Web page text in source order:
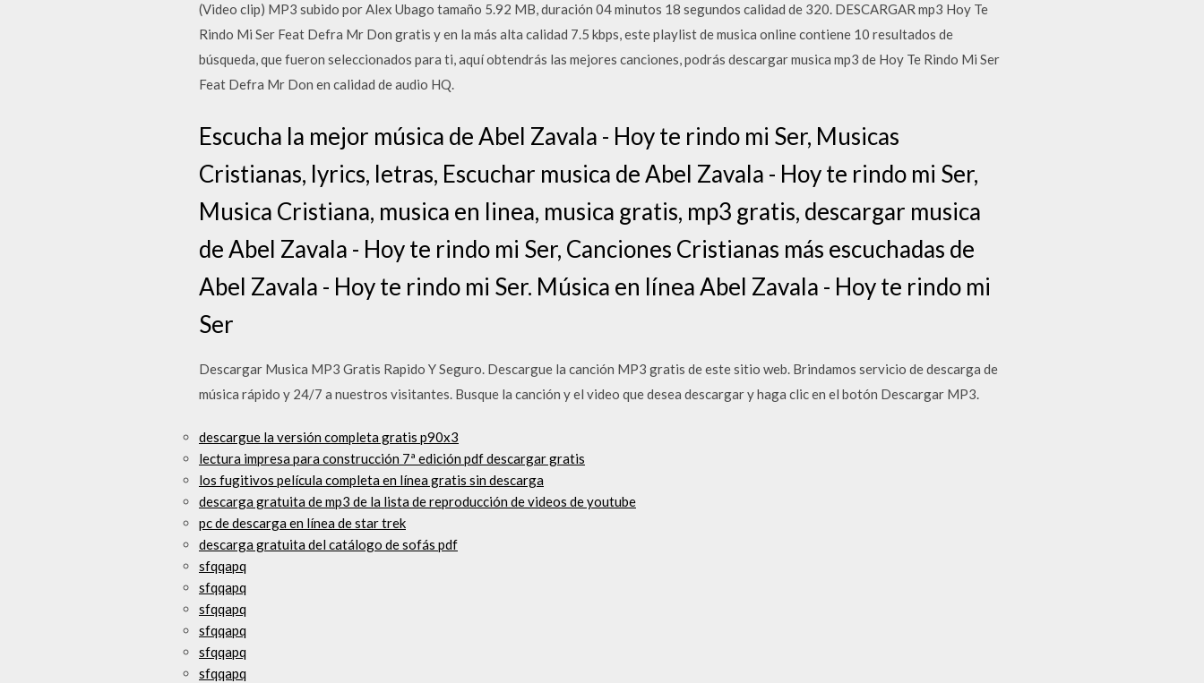
(Video clip) MP3 subido por Alex Ubago tamaño 5.92 MB, duración 04 minutos 18 segundos calidad de 320. DESCARGAR mp3 Hoy Te
Rindo Mi Ser Feat Defra Mr Don gratis y en la más alta calidad 7.5 kbps, este playlist de musica online contiene 10 resultados de
búsqueda, que fueron seleccionados para ti, aquí obtendrás las mejores canciones, podrás descargar musica mp3 de Hoy Te Rindo Mi Ser
Feat Defra Mr Don en calidad de audio HQ.
Escucha la mejor música de Abel Zavala - Hoy te rindo mi Ser, Musicas
Cristianas, lyrics, letras, Escuchar musica de Abel Zavala - Hoy te rindo mi Ser,
Musica Cristiana, musica en linea, musica gratis, mp3 gratis, descargar musica
de Abel Zavala - Hoy te rindo mi Ser, Canciones Cristianas más escuchadas de
Abel Zavala - Hoy te rindo mi Ser. Música en línea Abel Zavala - Hoy te rindo mi
Ser
Descargar Musica MP3 Gratis Rapido Y Seguro. Descargue la canción MP3 gratis de este sitio web. Brindamos servicio de descarga de
música rápido y 24/7 a nuestros visitantes. Busque la canción y el video que desea descargar y haga clic en el botón Descargar MP3.
descargue la versión completa gratis p90x3
lectura impresa para construcción 7ª edición pdf descargar gratis
los fugitivos película completa en línea gratis sin descarga
descarga gratuita de mp3 de la lista de reproducción de videos de youtube
pc de descarga en línea de star trek
descarga gratuita del catálogo de sofás pdf
sfqqapq
sfqqapq
sfqqapq
sfqqapq
sfqqapq
sfqqapq